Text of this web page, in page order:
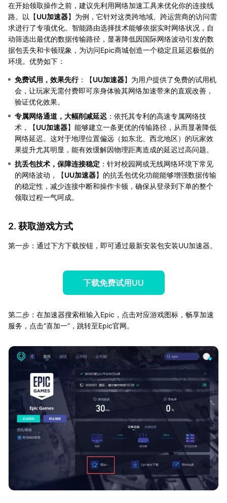
在开始领取操作之前，建议先利用网络加速工具来优化你的连接线
路。以【UU加速器】为例，它针对这类跨地域、跨运营商的访问需
求进行了专项优化。智能路由选择技术能够依据实时网络状况，自
动筛选出最优的数据传输路径，显著降低因国际网络波动引发的数
据包丢失和卡顿现象，为访问Epic商城创造一个稳定且延迟极低的
环境。优势如下：
免费试用，效果先行：【UU加速器】为用户提供了免费的试用机
会，让玩家无需付费即可亲身体验其网络加速带来的直观改善，
验证优化效果。
专属网络通道，大幅削减延迟 ：依托其专利的高速专属网络技
术，【UU加速器】能够建立一条更优的传输路径，从而显著降低
网络延迟。这对于地理位置偏远（如东北、西北地区）的玩家效
果提升尤其明显，能有效缓解因物理距离造成的延迟过高问题。
抗丢包技术，保障连接稳定 ：针对校园网或无线网络环境下常见
的网络波动，【UU加速器】的抗丢包优化功能能够增强数据传输
的稳定性，减少连接中断和操作卡顿，确保从登录到下单的整个
领取过程一气呵成。
2. 获取游戏方式
第一步：通过下方下载按钮，即可通过最新安装包安装UU加速器。
下载免费试用UU
第二步：在加速器搜索框输入Epic，点击对应游戏图标，畅享加速
服务，点击“喜加一”，跳转至Epic官网。